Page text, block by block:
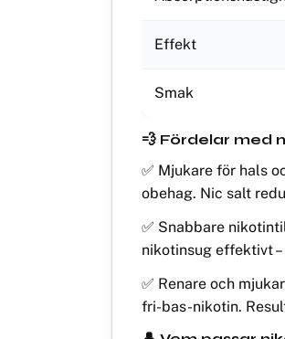
Effekt
Smak
💨 Fördelar med
✅ Mjukare för hals
obehag. Nic salt
✅ Snabbare
nikotinsug effektivt
✅ Renare och
fri-bas-nikotin.
👤 Vem passar